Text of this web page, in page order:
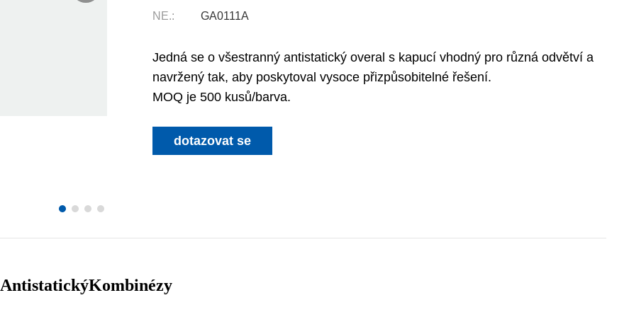
NE.: GA0111A
Jedná se o všestranný antistatický overal s kapucí vhodný pro různá odvětví a
navržený tak, aby poskytoval vysoce přizpůsobitelné řešení.
MOQ je 500 kusů/barva.
dotazovat se
AntistatickýKombinézy